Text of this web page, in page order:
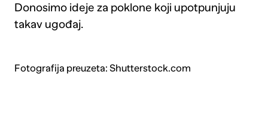
Donosimo ideje za poklone koji upotpunjuju
takav ugođaj.
Fotografija preuzeta: Shutterstock.com